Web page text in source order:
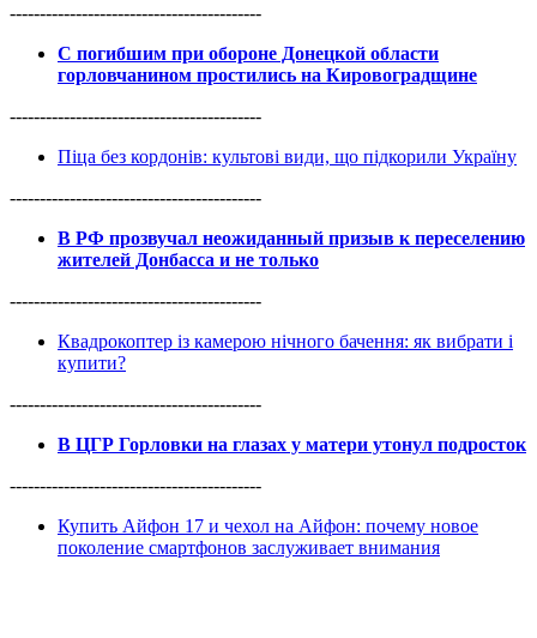
------------------------------------------
С погибшим при обороне Донецкой области
горловчанином простились на Кировоградщине
------------------------------------------
Піца без кордонів: культові види, що підкорили Україну
------------------------------------------
В РФ прозвучал неожиданный призыв к переселению
жителей Донбасса и не только
------------------------------------------
Квадрокоптер із камерою нічного бачення: як вибрати і
купити?
------------------------------------------
В ЦГР Горловки на глазах у матери утонул подросток
------------------------------------------
Купить Айфон 17 и чехол на Айфон: почему новое
поколение смартфонов заслуживает внимания